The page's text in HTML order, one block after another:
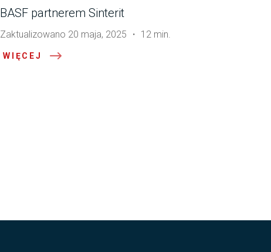
BASF partnerem Sinterit
Zaktualizowano 20 maja, 2025 ・ 12 min.
WIĘCEJ